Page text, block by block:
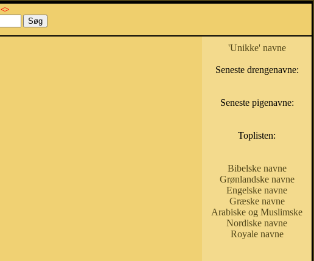
<>
'Unikke' navne
Seneste drengenavne:
Seneste pigenavne:
Toplisten:
Bibelske navne
Grønlandske navne
Engelske navne
Græske navne
Arabiske og Muslimske
Nordiske navne
Royale navne